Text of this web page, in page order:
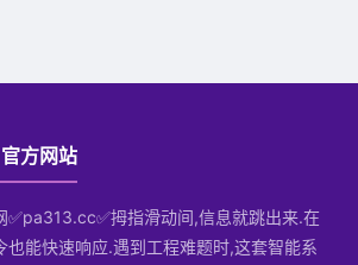
方网站
✅pa313.cc✅拇指滑动间,信息就跳出来.在
也能快速响应.遇到工程难题时,这套智能系